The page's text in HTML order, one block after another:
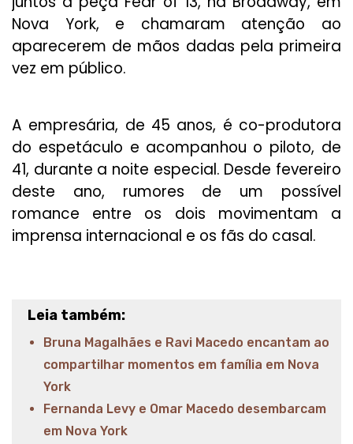
Nova York, e chamaram atenção ao
aparecerem de mãos dadas pela primeira
vez em público.
A empresária, de 45 anos, é co-produtora
do espetáculo e acompanhou o piloto, de
41, durante a noite especial. Desde fevereiro
deste ano, rumores de um possível
romance entre os dois movimentam a
imprensa internacional e os fãs do casal.
Leia também:
Bruna Magalhães e Ravi Macedo encantam ao
compartilhar momentos em família em Nova
York
Fernanda Levy e Omar Macedo desembarcam
em Nova York